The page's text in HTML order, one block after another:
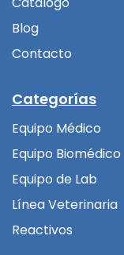
Blog
Contacto
Categorías
Equipo Médico
Equipo Biomédico
Equipo de Lab
Línea Veterinaria
Reactivos